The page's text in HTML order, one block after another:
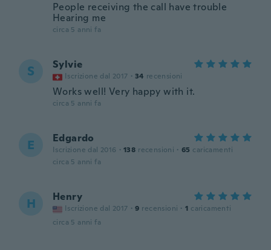
People receiving the call have trouble
Hearing me
circa 5 anni fa
S Sylvie
Iscrizione dal 2017 · 34 recensioni
Works well! Very happy with it.
circa 5 anni fa
E Edgardo
Iscrizione dal 2016 · 138 recensioni · 65 caricamenti
circa 5 anni fa
H Henry
Iscrizione dal 2017 · 9 recensioni · 1 caricamenti
circa 5 anni fa